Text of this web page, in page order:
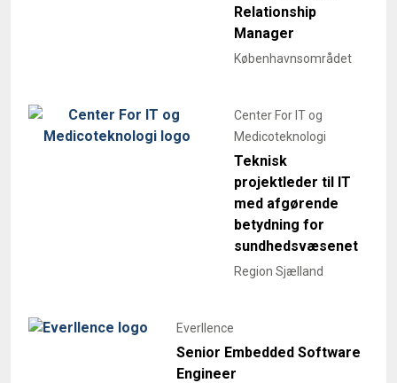
Relationship
Manager
Københavnsområdet
Center For IT og
Medicoteknologi
Teknisk
projektleder til IT
med afgørende
betydning for
sundhedsvæsenet
Region Sjælland
Everllence
Senior Embedded Software
Engineer